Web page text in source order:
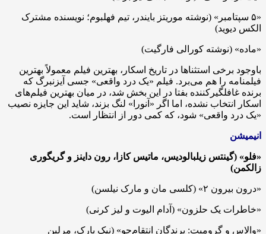
«۵ سپتامبر» (نوشته موریتز بایندر، تیم فهلبوم؛ نویسنده مشترک
الکس دیوید)
«ماده» (نوشته کورالی فارگیت)
باوجود برخی استثناها در تاریخ اسکار، بهترین فیلم معمولاً بهترین
فیلمنامه را هم می‌برد. فیلم «یک درد واقعی» جسی آیزنبرگ که
برنده غافلگیرکننده بفتا در این بخش شد، در میان بهترین فیلم‌های
اسکار انتخاب نشده، اما اگر «آنورا» لنگ بزند، شاید این جایزه نصیب
«یک درد واقعی» شود، که کمی دور از انتظار است.
انیمیشن
«فلو» (گینتس زیلبالودیس، ماتیس کازا، رون داینز و گریگوری
زالکمن)
«درون بیرون ۲» (کلسی مان و مارک نیلسن)
«خاطرات یک حلزون» (آدام الیوت و لیز کرنی)
«والاس و گرومیت: پرندگان انتقام‌جو» (نیک پارک، مرلین